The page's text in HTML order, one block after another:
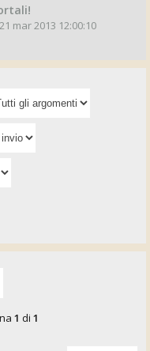
21 mar 2013 12:00:10
1 di 1